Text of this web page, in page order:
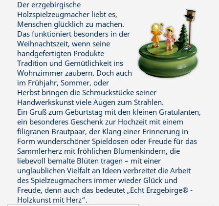
Der erzgebirgische
Holzspielzeugmacher liebt es,
Menschen glücklich zu machen.
Das funktioniert besonders in der
Weihnachtszeit, wenn seine
handgefertigten Produkte
Tradition und Gemütlichkeit ins
Wohnzimmer zaubern. Doch auch
im Frühjahr, Sommer, oder
Herbst bringen die Schmuckstücke seiner
Handwerkskunst viele Augen zum Strahlen.
Ein Gruß zum Geburtstag mit den kleinen Gratulanten,
ein besonderes Geschenk zur Hochzeit mit einem
filigranen Brautpaar, der Klang einer Erinnerung in
Form wunderschöner Spieldosen oder Freude für das
Sammlerherz mit fröhlichen Blumenkindern, die
liebevoll bemalte Blüten tragen – mit einer
unglaublichen Vielfalt an Ideen verbreitet die Arbeit
des Spielzeugmachers immer wieder Glück und
Freude, denn auch das bedeutet „Echt Erzgebirge® -
Holzkunst mit Herz“.